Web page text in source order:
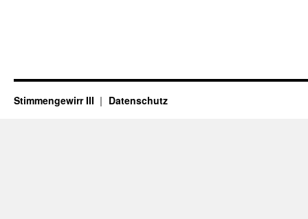
Stimmengewirr III Datenschutz